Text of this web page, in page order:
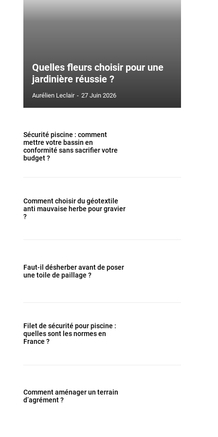
Quelles fleurs choisir pour une
jardinière réussie ?
Aurélien Leclair - 27 Juin 2026
Sécurité piscine : comment
mettre votre bassin en
conformité sans sacrifier votre
budget ?
Comment choisir du géotextile
anti mauvaise herbe pour gravier
?
Faut-il désherber avant de poser
une toile de paillage ?
Filet de sécurité pour piscine :
quelles sont les normes en
France ?
Comment aménager un terrain
d’agrément ?